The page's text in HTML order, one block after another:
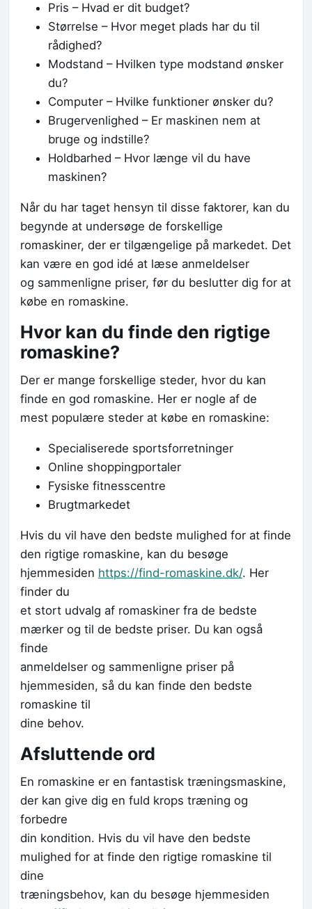
Pris – Hvad er dit budget?
Størrelse – Hvor meget plads har du til
rådighed?
Modstand – Hvilken type modstand ønsker
du?
Computer – Hvilke funktioner ønsker du?
Brugervenlighed – Er maskinen nem at
bruge og indstille?
Holdbarhed – Hvor længe vil du have
maskinen?
Når du har taget hensyn til disse faktorer, kan du
begynde at undersøge de forskellige
romaskiner, der er tilgængelige på markedet. Det
kan være en god idé at læse anmeldelser
og sammenligne priser, før du beslutter dig for at
købe en romaskine.
Hvor kan du finde den rigtige
romaskine?
Der er mange forskellige steder, hvor du kan
finde en god romaskine. Her er nogle af de
mest populære steder at købe en romaskine:
Specialiserede sportsforretninger
Online shoppingportaler
Fysiske fitnesscentre
Brugtmarkedet
Hvis du vil have den bedste mulighed for at finde
den rigtige romaskine, kan du besøge
hjemmesiden https://find-romaskine.dk/. Her
finder du
et stort udvalg af romaskiner fra de bedste
mærker og til de bedste priser. Du kan også
finde
anmeldelser og sammenligne priser på
hjemmesiden, så du kan finde den bedste
romaskine til
dine behov.
Afsluttende ord
En romaskine er en fantastisk træningsmaskine,
der kan give dig en fuld krops træning og
forbedre
din kondition. Hvis du vil have den bedste
mulighed for at finde den rigtige romaskine til
dine
træningsbehov, kan du besøge hjemmesiden